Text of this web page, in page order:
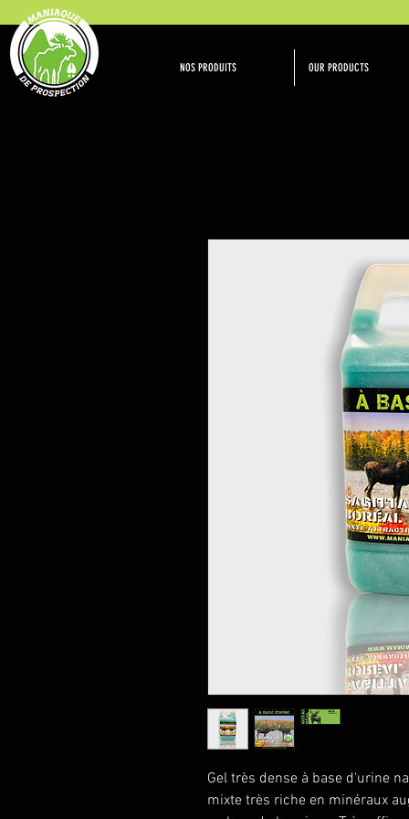
NOS PRODUITS OUR PRODUCTS
Gel très dense à base d'urine
mixte très riche en minéraux